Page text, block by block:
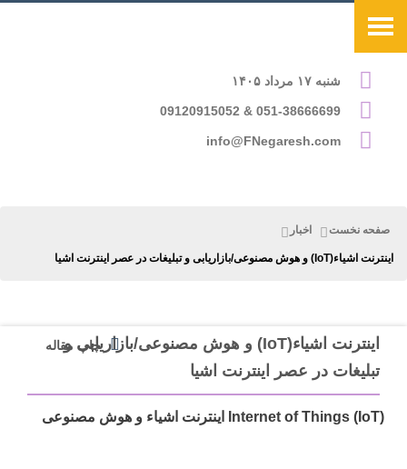
شنبه ۱۷ مرداد ۱۴۰۵
051-38666699 & 09120915052
info@FNegaresh.com
صفحه نخست اخبار
اینترنت اشیاء(IoT) و هوش مصنوعی/بازاریابی و تبلیغات در عصر اینترنت اشیا
اینترنت اشیاء(IoT) و هوش مصنوعی/بازاریابی و
تبلیغات در عصر اینترنت اشیا
چاپ مقاله
Internet of Things (IoT) اینترنت اشیاء و هوش مصنوعی